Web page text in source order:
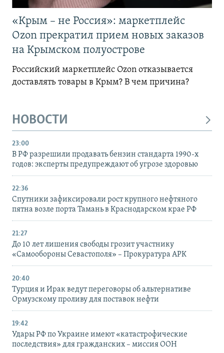
«Крым – не Россия»: маркетплейс
Ozon прекратил прием новых заказов
на Крымском полуострове
Российский маркетплейс Ozon отказывается
доставлять товары в Крым? В чем причина?
НОВОСТИ
23:00
В РФ разрешили продавать бензин стандарта 1990-х
годов: эксперты предупреждают об угрозе здоровью
22:36
Спутники зафиксировали рост крупного нефтяного
пятна возле порта Тамань в Краснодарском крае РФ
21:27
До 10 лет лишения свободы грозит участнику
«Самообороны Севастополя» – Прокуратура АРК
20:40
Турция и Ирак ведут переговоры об альтернативе
Ормузскому проливу для поставок нефти
19:42
Удары РФ по Украине имеют «катастрофические
последствия» для гражданских – миссия ООН